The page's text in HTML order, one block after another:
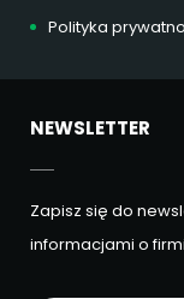
Polityka
NEWSLETTER
Zapisz się do
informacjami o